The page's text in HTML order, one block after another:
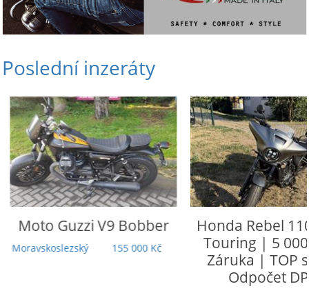
Poslední inzeráty
Moto GuzziV9 Bobber
Moravskoslezský 155 000 Kč
HondaRebel
Touring | 5
Záruka | TOP
Odpočet